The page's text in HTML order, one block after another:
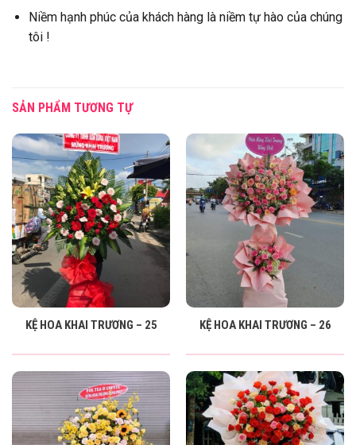
Niềm hạnh phúc của khách hàng là niềm tự hào của chúng
tôi !
SẢN PHẨM TƯƠNG TỰ
KỆ HOA KHAI TRƯƠNG – 25 KỆ HOA KHAI TRƯƠNG – 26